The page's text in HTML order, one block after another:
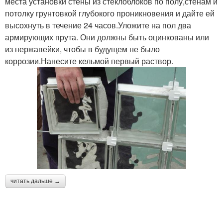
потолку грунтовкой глубокого проникновения и дайте ей
высохнуть в течение 24 часов.Уложите на пол два
армирующих прута. Они должны быть оцинкованы или
из нержавейки, чтобы в будущем не было
коррозии.Нанесите кельмой первый раствор.
читать дальше →